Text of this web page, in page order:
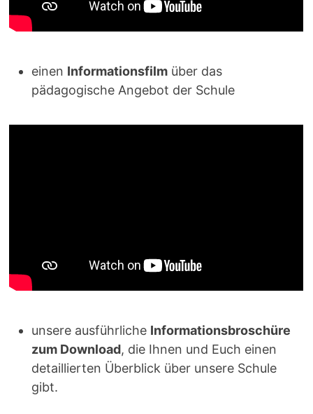
einen Informationsfilm über das
pädagogische Angebot der Schule
unsere ausführliche Informationsbroschüre
zum Download, die Ihnen und Euch einen
detaillierten Überblick über unsere Schule
gibt.